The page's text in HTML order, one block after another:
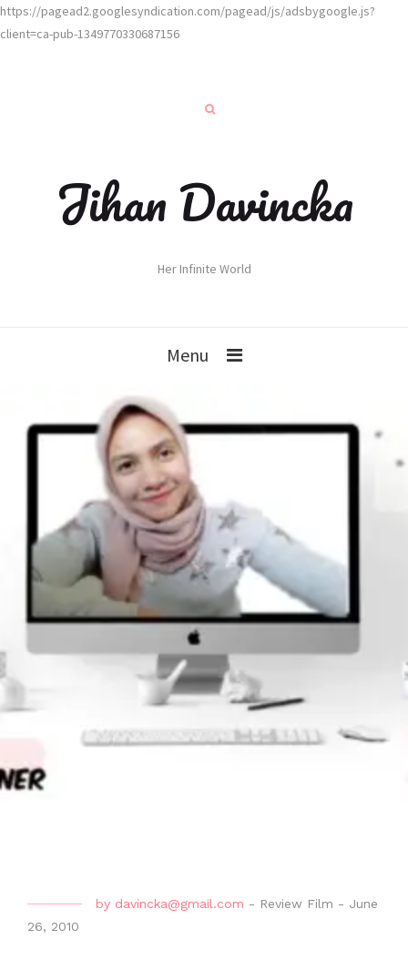
https://pagead2.googlesyndication.com/pagead/js/adsbygoogle.js?
client=ca-pub-1349770330687156
Jihan Davincka
Her Infinite World
Menu
by davincka@gmail.com - Review Film - June
26, 2010